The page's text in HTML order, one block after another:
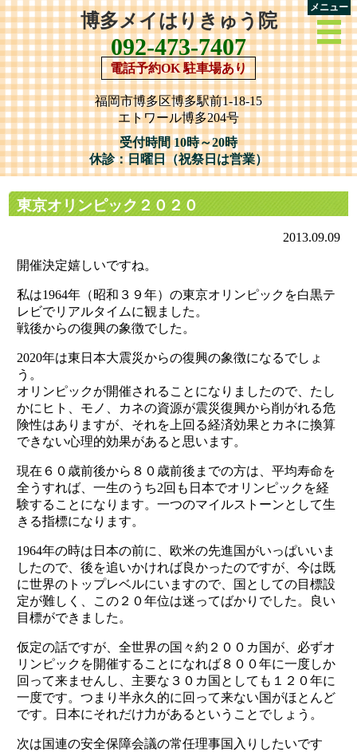
博多メイはりきゅう院
092-473-7407
電話予約OK 駐車場あり
福岡市博多区博多駅前1-18-15
エトワール博多204号
受付時間 10時～20時
休診：日曜日（祝祭日は営業）
メニュー
東京オリンピック２０２０
2013.09.09
開催決定嬉しいですね。
私は1964年（昭和３９年）の東京オリンピックを白黒テ
レビでリアルタイムに観ました。
戦後からの復興の象徴でした。
2020年は東日本大震災からの復興の象徴になるでしょ
う。
オリンピックが開催されることになりましたので、たし
かにヒト、モノ、カネの資源が震災復興から削がれる危
険性はありますが、それを上回る経済効果とカネに換算
できない心理的効果があると思います。
現在６０歳前後から８０歳前後までの方は、平均寿命を
全うすれば、一生のうち2回も日本でオリンピックを経
験することになります。一つのマイルストーンとして生
きる指標になります。
1964年の時は日本の前に、欧米の先進国がいっぱいいま
したので、後を追いかければ良かったのですが、今は既
に世界のトップレベルにいますので、国としての目標設
定が難しく、この２０年位は迷ってばかりでした。良い
目標ができました。
仮定の話ですが、全世界の国々約２００カ国が、必ずオ
リンピックを開催することになれば８００年に一度しか
回って来ませんし、主要な３０カ国としても１２０年に
一度です。つまり半永久的に回って来ない国がほとんど
です。日本にそれだけ力があるということでしょう。
次は国連の安全保障会議の常任理事国入りしたいです